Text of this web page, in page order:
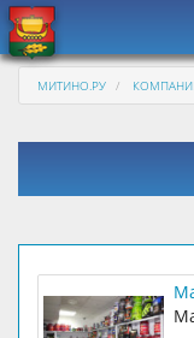
МИТИНО.РУ